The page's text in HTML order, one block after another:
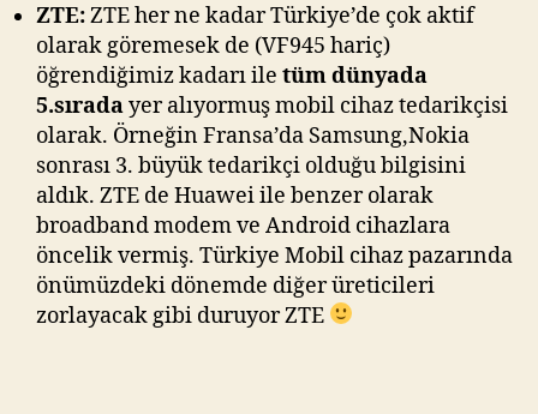
ZTE:ZTE her ne kadar Türkiye’de çok aktif
olarak göremesek de (VF945 hariç)
öğrendiğimiz kadarı ile tüm dünyada
5.sıradayer alıyormuş mobil cihaz tedarikçisi
olarak. Örneğin Fransa’da Samsung,Nokia
sonrası 3. büyük tedarikçi olduğu bilgisini
aldık. ZTE de Huawei ile benzer olarak
broadband modem ve Android cihazlara
öncelik vermiş. Türkiye Mobil cihaz pazarında
önümüzdeki dönemde diğer üreticileri
zorlayacak gibi duruyor ZTE